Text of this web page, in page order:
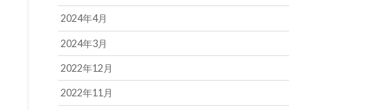
2024年4月
2024年3月
2022年12月
2022年11月